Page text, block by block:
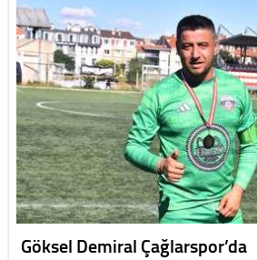
Göksel Demiral Çağlarspor’da